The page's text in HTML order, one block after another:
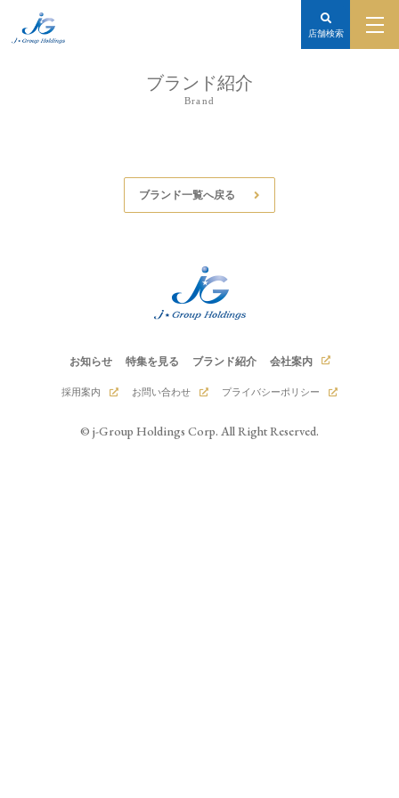
店舗検索
ブランド紹介
Brand
ブランド一覧へ戻る
お知らせ 特集を見る ブランド紹介 会社案内
採用案内 お問い合わせ プライバシーポリシー
© j-Group Holdings Corp. All Right Reserved.